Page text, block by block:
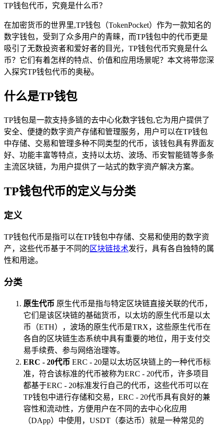
TP钱包代币，究竟是什么币？
在加密货币的世界里,TP钱包（TokenPocket）作为一款知名的
数字钱包，受到了众多用户的青睐，而TP钱包中的代币更是
吸引了无数投资者和爱好者的目光，TP钱包代币究竟是什么
币？它们有着怎样的特点、价值和应用场景呢？本文将带您深
入探究TP钱包代币的奥秘。
什么是TP钱包
TP钱包是一款支持多链的去中心化数字钱包,它为用户提供了
安全、便捷的数字资产存储和管理服务，用户可以在TP钱包
中存储、交易和管理多种不同类型的代币，该钱包具有界面友
好、功能丰富等特点，支持以太坊、波场、币安智能链等多条
主流区块链，为用户提供了一站式的数字资产解决方案。
TP钱包代币的定义与分类
定义
TP钱包代币是指可以在TP钱包中存储、交易和使用的数字资
产，这些代币基于不同的 区块链技术发行，具有各自独特的属
性和用途。
分类
原生代币 原生代币是指与特定区块链直接关联的代币，
它们是该区块链的基础货币，以太坊的原生代币是以太
币（ETH），波场的原生代币是TRX，这些原生代币在
各自的区块链生态系统中具有重要的地位，用于支付交
易手续费、参与网络治理等。
ERC - 20代币 ERC - 20是以太坊区块链上的一种代币标
准，符合该标准的代币被称为ERC - 20代币，许多项目
都基于ERC - 20标准发行自己的代币，这些代币可以在
TP钱包中进行存储和交易，ERC - 20代币具有良好的兼
容性和流动性，方便用户在不同的去中心化应用
（DApp）中使用，USDT（泰达币）就是一种常见的